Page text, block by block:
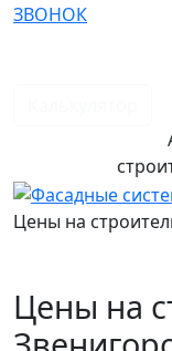
ЗВОНОК
Цены на
Цены на